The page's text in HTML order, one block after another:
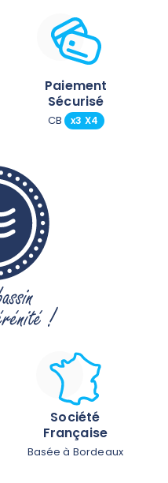
Paiement
Sécurisé
CB x3 X4
Société
Française
Basée à Bordeaux